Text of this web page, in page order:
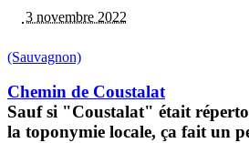
3 novembre 2022
(Sauvagnon)
Chemin de Coustalat
Sauf si "Coustalat" était
la toponymie locale, ça fait un